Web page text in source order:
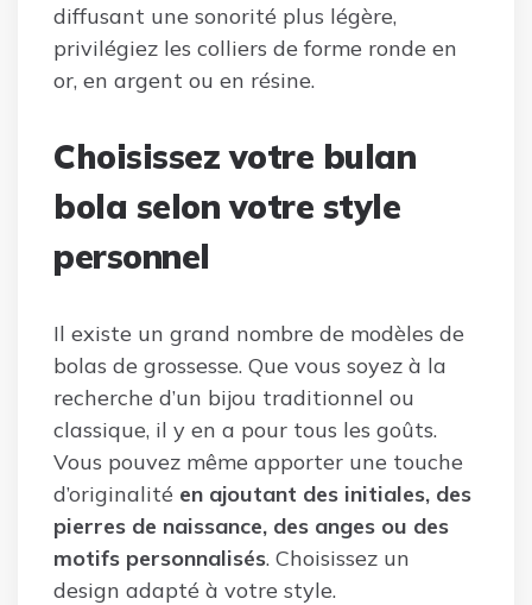
diffusant une sonorité plus légère,
privilégiez les colliers de forme ronde en
or, en argent ou en résine.
Choisissez votre bulan
bola selon votre style
personnel
Il existe un grand nombre de modèles de
bolas de grossesse. Que vous soyez à la
recherche d’un bijou traditionnel ou
classique, il y en a pour tous les goûts.
Vous pouvez même apporter une touche
d’originalité en ajoutant des initiales, des
pierres de naissance, des anges ou des
motifs personnalisés. Choisissez un
design adapté à votre style.